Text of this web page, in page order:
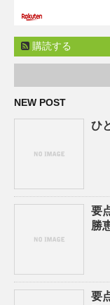
購読する
NEW POST
ひ
要
勝
要